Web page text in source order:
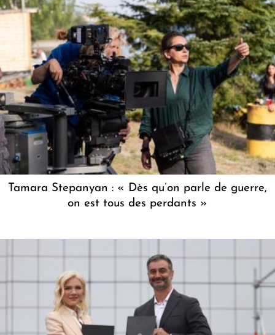
Tamara Stepanyan : « Dès qu’on parle de guerre,
on est tous des perdants »